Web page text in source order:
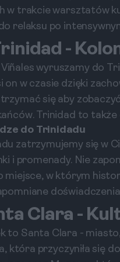
w trakcie warsztatów
relaksu po
-
wyruszamy do
on w czasie dzięki
się aby
Trinidad to
do Trinidadu
zatrzymujemy się w
i promenady. Nie
miejsce, w którym
Clara -
to Santa Clara -
która przyczyniła się